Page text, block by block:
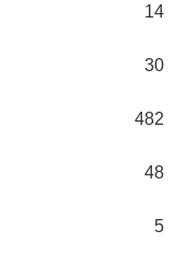
14
30
482
48
5